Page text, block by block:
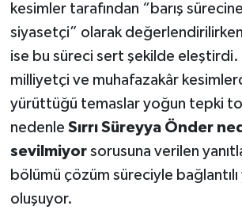
kesimler tarafından “barış
siyasetçi” olarak
ise bu süreci sert şekilde eleştirdi.
milliyetçi ve muhafazakâr
yürüttüğü temaslar yoğun tepki
nedenle Sırrı Süreyya Önder
sevilmiyorsorusuna verilen
bölümü çözüm süreciyle
oluşuyor.